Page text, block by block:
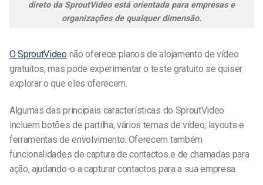
direto da SproutVideo está orientada para empresas e
organizações de qualquer dimensão.
O SproutVideo não oferece planos de alojamento de vídeo
gratuitos, mas pode experimentar o teste gratuito se quiser
explorar o que eles oferecem.
Algumas das principais características do SproutVideo
incluem botões de partilha, vários temas de vídeo, layouts e
ferramentas de envolvimento. Oferecem também
funcionalidades de captura de contactos e de chamadas para
ação, ajudando-o a capturar contactos para a sua empresa.